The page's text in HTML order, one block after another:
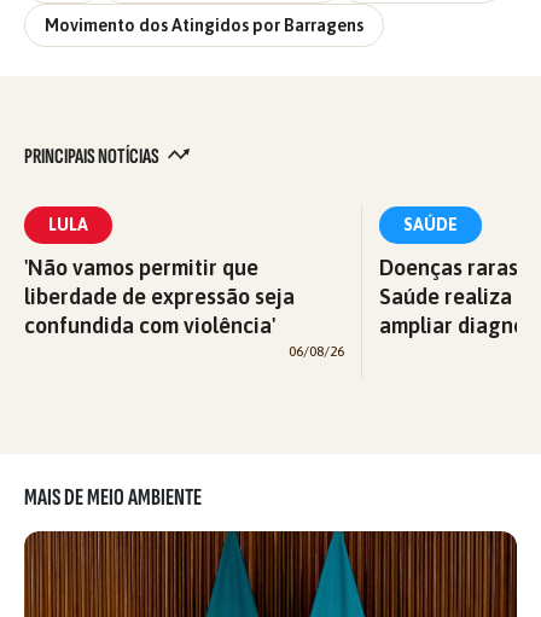
Movimento dos Atingidos por Barragens
PRINCIPAIS NOTÍCIAS
LULA
'Não vamos permitir que
liberdade de expressão seja
confundida com violência'
06/08/26
SAÚDE
Doenças raras:
Saúde realiza
ampliar
MAIS DE MEIO AMBIENTE